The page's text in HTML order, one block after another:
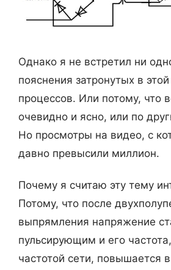
Однако я не встретил ни
пояснения затронутых в
процессов. Или потому, что
очевидно и ясно, или по
Но просмотры на видео, с
давно превысили миллион.
Почему я считаю эту тему
Потому, что после
выпрямления напряжение
пульсирующим и его
частотой сети, повышается